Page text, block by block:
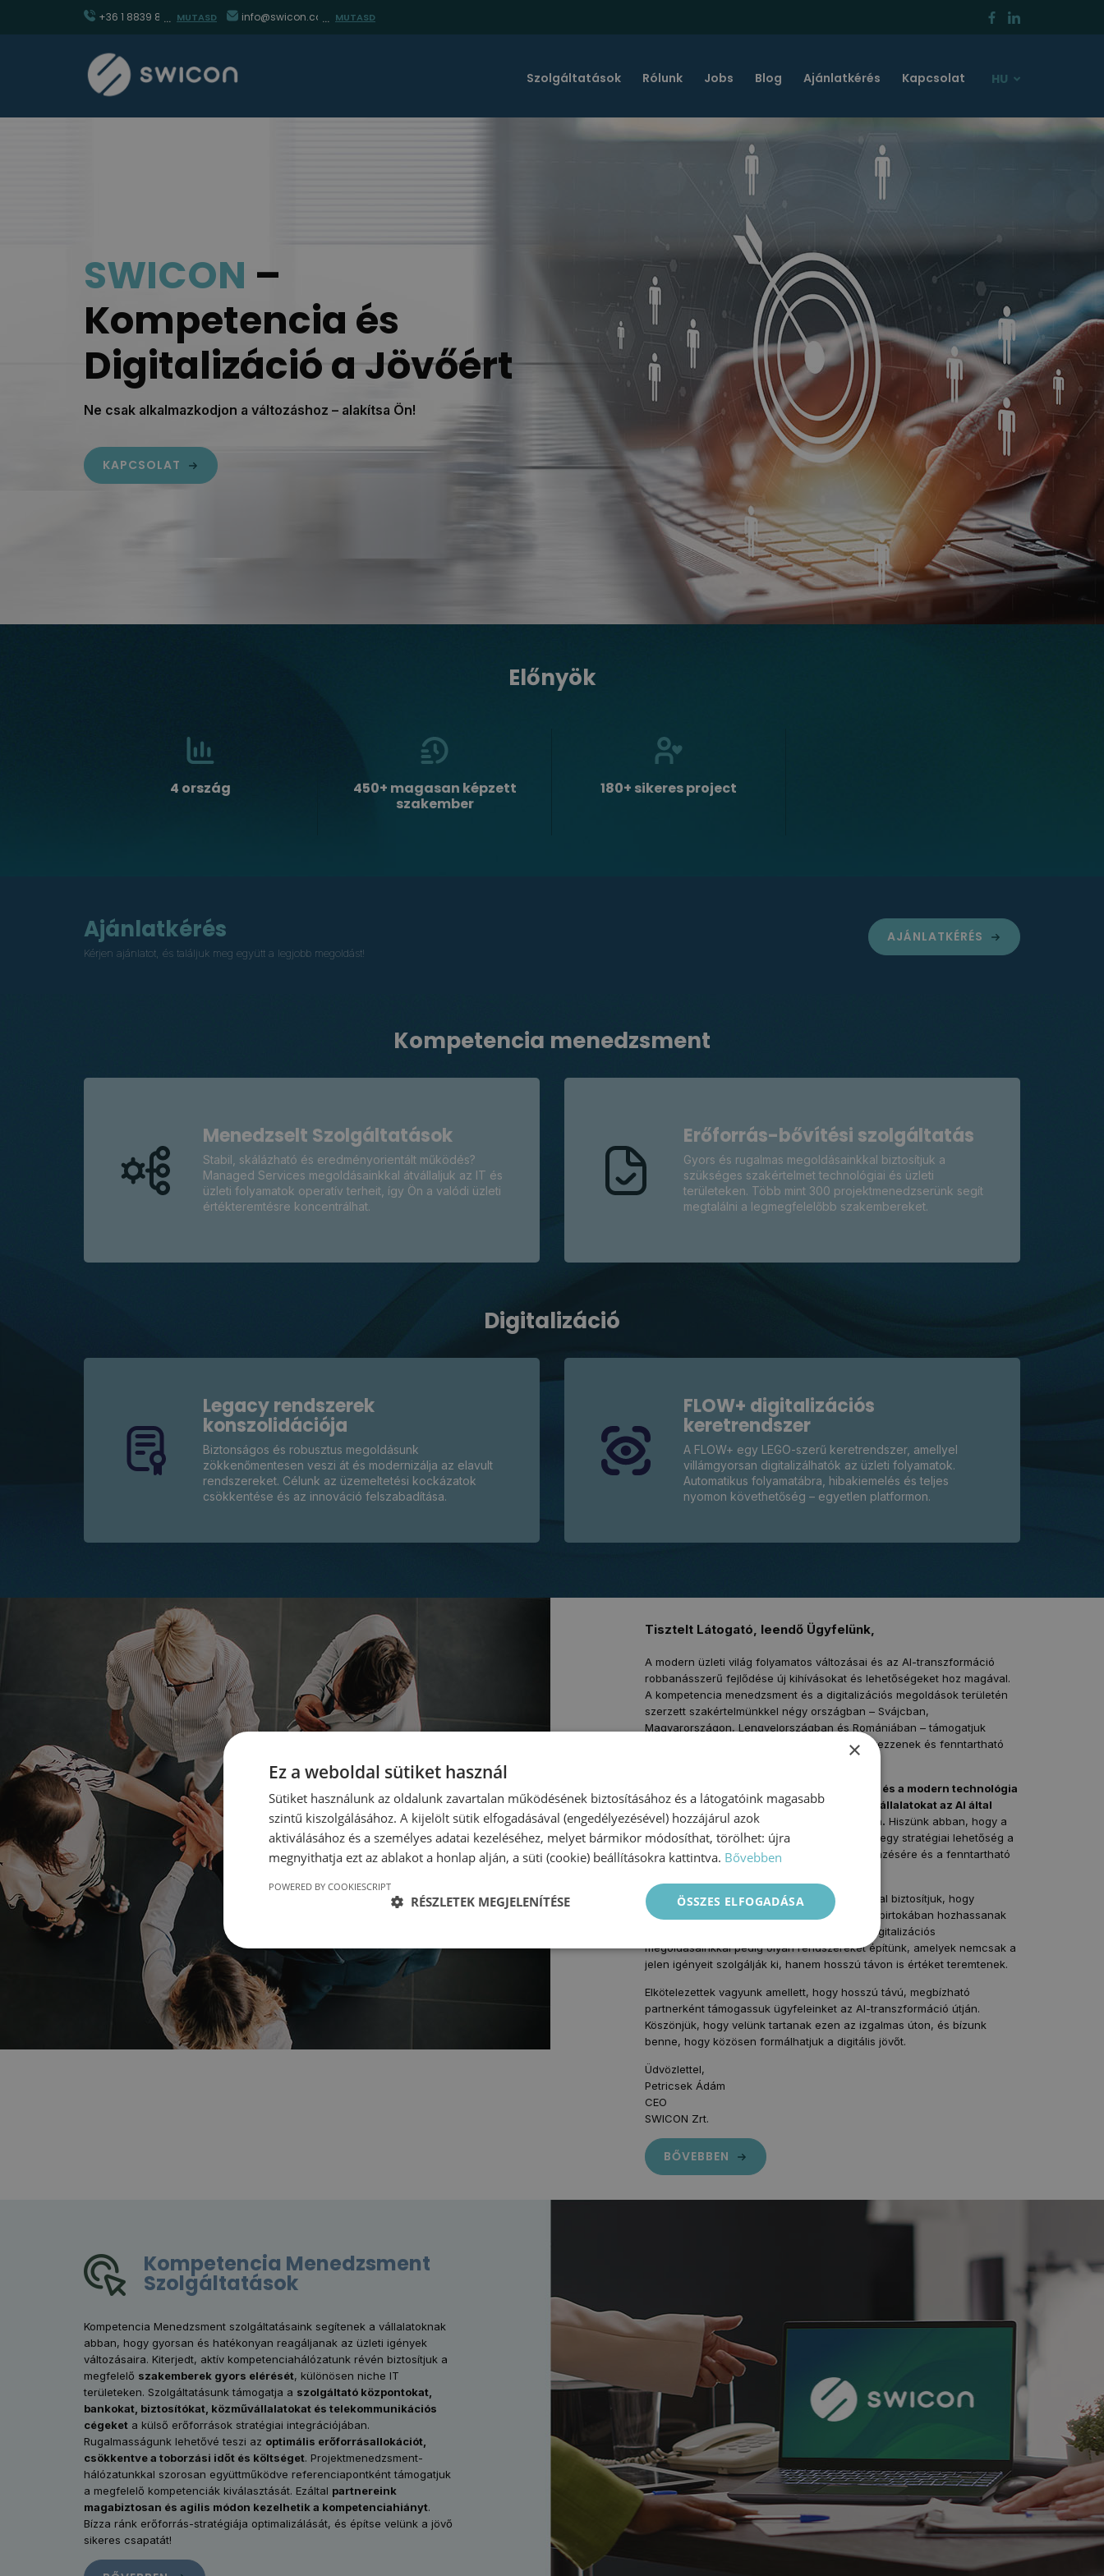
+36 1 8839 860 MUTASD info@swicon.com MUTASD
Szolgáltatások Rólunk Jobs Blog Ajánlatkérés Kapcsolat HU
SWICON –
Kompetencia és
Digitalizáció a Jövőért
Ne csak alkalmazkodjon a változáshoz – alakítsa Ön!
KAPCSOLAT
Előnyök
4 ország
450+ magasan képzett
szakember
180+ sikeres project
Ajánlatkérés
Kérjen ajánlatot, és találjuk meg együtt a legjobb megoldást!
AJÁNLATKÉRÉS
Kompetencia menedzsment
Menedzselt Szolgáltatások
Stabil, skálázható és eredményorientált működés?
Managed Services megoldásainkkal átvállaljuk az IT és
üzleti folyamatok operatív terheit, így Ön a valódi üzleti
értékteremtésre koncentrálhat.
Erőforrás-bővítési szolgáltatás
Gyors és rugalmas megoldásainkkal biztosítjuk a
szükséges szakértelmet technológiai és üzleti
területeken. Több mint 300 projektmenedzserünk segít
megtalálni a legmegfelelőbb szakembereket.
Digitalizáció
Legacy rendszerek
konszolidációja
Biztonságos és robusztus megoldásunk
zökkenőmentesen veszi át és modernizálja az elavult
rendszereket. Célunk az üzemeltetési kockázatok
csökkentése és az innováció felszabadítása.
FLOW+ digitalizációs
keretrendszer
A FLOW+ egy LEGO-szerű keretrendszer, amellyel
villámgyorsan digitalizálhatók az üzleti folyamatok.
Automatikus folyamatábra, hibakiemelés és teljes
nyomon követhetőség – egyetlen platformon.
Tisztelt Látogató, leendő Ügyfelünk,
A modern üzleti világ folyamatos változásai és az AI-transzformáció
robbanásszerű fejlődése új kihívásokat és lehetőségeket hoz magával.
A kompetencia menedzsment és a digitalizációs megoldások területén
szerzett szakértelmünkkel négy országban – Svájcban,
Magyarországon, Lengyelországban és Romániában – támogatjuk
ügyfeleinket abban, hogy versenyelőnyt szerezzenek és fenntartható
az emberi szakértelem és a modern technológia
zökkenőmentes integrációjával segítse a vállalatokat az AI által
alakított jövőben való sikeres helytállásban. Hiszünk abban, hogy a
digitalizáció nem csupán egy eszköz, hanem egy stratégiai lehetőség a
hatékonyság növelésére, az innováció ösztönzésére és a fenntartható
Kompetencia menedzsment szolgáltatásainkkal biztosítjuk, hogy
ügyfeleink a megfelelő tudás és szakértelem birtokában hozhassanak
megalapozott döntéseket. Saját fejlesztésű digitalizációs
megoldásainkkal pedig olyan rendszereket építünk, amelyek nemcsak a
jelen igényeit szolgálják ki, hanem hosszú távon is értéket teremtenek.
Elkötelezettek vagyunk amellett, hogy hosszú távú, megbízható
partnerként támogassuk ügyfeleinket az AI-transzformáció útján.
Köszönjük, hogy velünk tartanak ezen az izgalmas úton, és bízunk
benne, hogy közösen formálhatjuk a digitális jövőt.
Üdvözlettel,
Petricsek Ádám
CEO
SWICON Zrt.
BŐVEBBEN
Kompetencia Menedzsment
Szolgáltatások
Kompetencia Menedzsment szolgáltatásaink segítenek a vállalatoknak
abban, hogy gyorsan és hatékonyan reagáljanak az üzleti igények
változásaira. Kiterjedt, aktív kompetenciahálózatunk révén biztosítjuk a
megfelelő szakemberek gyors elérését, különösen niche IT
területeken. Szolgáltatásunk támogatja a szolgáltató központokat,
bankokat, biztosítókat, közművállalatokat és telekommunikációs
cégeket a külső erőforrások stratégiai integrációjában.
Rugalmasságunk lehetővé teszi az optimális erőforrásallokációt,
csökkentve a toborzási időt és költséget. Projektmenedzsment-
hálózatunkkal szorosan együttműködve referenciapontként támogatjuk
a megfelelő kompetenciák kiválasztását. Ezáltal partnereink
magabiztosan és agilis módon kezelhetik a kompetenciahiányt.
Bízza ránk erőforrás-stratégiája optimalizálását, és építse velünk a jövő
sikeres csapatát!
×
Ez a weboldal sütiket használ
Sütiket használunk az oldalunk zavartalan működésének biztosításához és a látogatóink magasabb
szintű kiszolgálásához. A kijelölt sütik elfogadásával (engedélyezésével) hozzájárul azok
aktiválásához és a személyes adatai kezeléséhez, melyet bármikor módosíthat, törölhet: újra
megnyithatja ezt az ablakot a honlap alján, a süti (cookie) beállításokra kattintva. Bővebben
ÖSSZES ELFOGADÁSA
RÉSZLETEK MEGJELENÍTÉSE
POWERED BY COOKIESCRIPT